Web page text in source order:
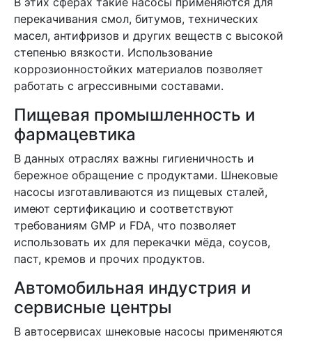
перекачивания смол, битумов, технических
масел, антифризов и других веществ с высокой
степенью вязкости. Использование
коррозионностойких материалов позволяет
работать с агрессивными составами.
Пищевая промышленность и
фармацевтика
В данных отраслях важны гигиеничность и
бережное обращение с продуктами. Шнековые
насосы изготавливаются из пищевых сталей,
имеют сертификацию и соответствуют
требованиям GMP и FDA, что позволяет
использовать их для перекачки мёда, соусов,
паст, кремов и прочих продуктов.
Автомобильная индустрия и
сервисные центры
В автосервисах шнековые насосы применяются